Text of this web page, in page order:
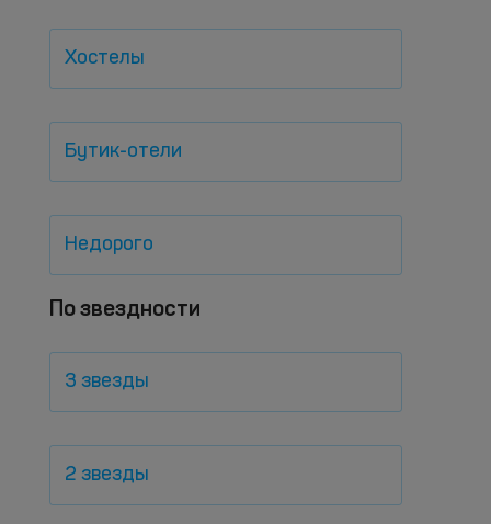
Хостелы
Бутик-отели
Недорого
По звездности
3 звезды
2 звезды